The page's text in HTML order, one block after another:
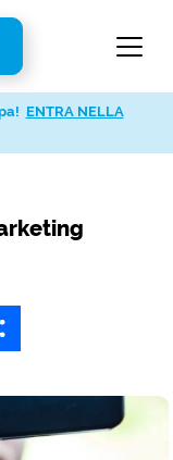
ENTRA NELLA